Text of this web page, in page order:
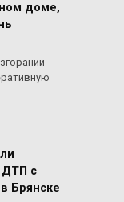
доме,
ДТП с
Брянске